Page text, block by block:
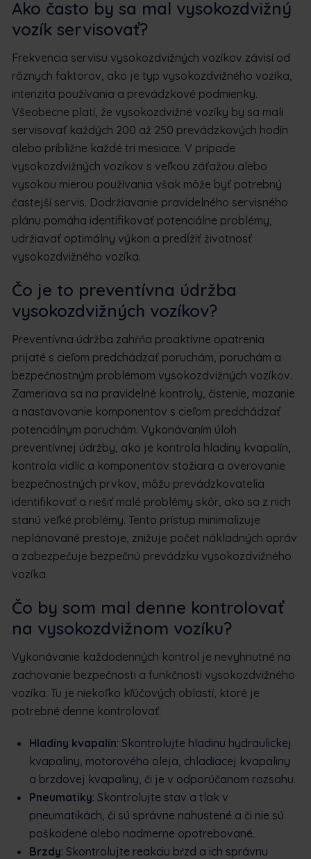
Ako často by sa mal vysokozdvižný
vozík servisovať?
Frekvencia servisu vysokozdvižných vozíkov závisí od
rôznych faktorov, ako je typ vysokozdvižného vozíka,
intenzita používania a prevádzkové podmienky.
Všeobecne platí, že vysokozdvižné vozíky by sa mali
servisovať každých 200 až 250 prevádzkových hodín
alebo približne každé tri mesiace. V prípade
vysokozdvižných vozíkov s veľkou záťažou alebo
vysokou mierou používania však môže byť potrebný
častejší servis. Dodržiavanie pravidelného servisného
plánu pomáha identifikovať potenciálne problémy,
udržiavať optimálny výkon a predĺžiť životnosť
vysokozdvižného vozíka.
Čo je to preventívna údržba
vysokozdvižných vozíkov?
Preventívna údržba zahŕňa proaktívne opatrenia
prijaté s cieľom predchádzať poruchám, poruchám a
bezpečnostným problémom vysokozdvižných vozíkov.
Zameriava sa na pravidelné kontroly, čistenie, mazanie
a nastavovanie komponentov s cieľom predchádzať
potenciálnym poruchám. Vykonávaním úloh
preventívnej údržby, ako je kontrola hladiny kvapalín,
kontrola vidlíc a komponentov stožiara a overovanie
bezpečnostných prvkov, môžu prevádzkovatelia
identifikovať a riešiť malé problémy skôr, ako sa z nich
stanú veľké problémy. Tento prístup minimalizuje
neplánované prestoje, znižuje počet nákladných opráv
a zabezpečuje bezpečnú prevádzku vysokozdvižného
vozíka.
Čo by som mal denne kontrolovať
na vysokozdvižnom vozíku?
Vykonávanie každodenných kontrol je nevyhnutné na
zachovanie bezpečnosti a funkčnosti vysokozdvižného
vozíka. Tu je niekoľko kľúčových oblastí, ktoré je
potrebné denne kontrolovať:
Hladiny kvapalín: Skontrolujte hladinu hydraulickej
kvapaliny, motorového oleja, chladiacej kvapaliny
a brzdovej kvapaliny, či je v odporúčanom rozsahu.
Pneumatiky: Skontrolujte stav a tlak v
pneumatikách, či sú správne nahustené a či nie sú
poškodené alebo nadmerne opotrebované.
Brzdy: Skontrolujte reakciu bŕzd a ich správnu